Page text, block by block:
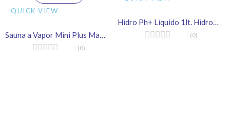
QUICK VIEW
Sauna a Vapor Mini Plus Mar Inox 12kw c/ quadro analógico – Socalor
(0)
Hidro Ph+ Líquido 1lt. Hidroall
(0)